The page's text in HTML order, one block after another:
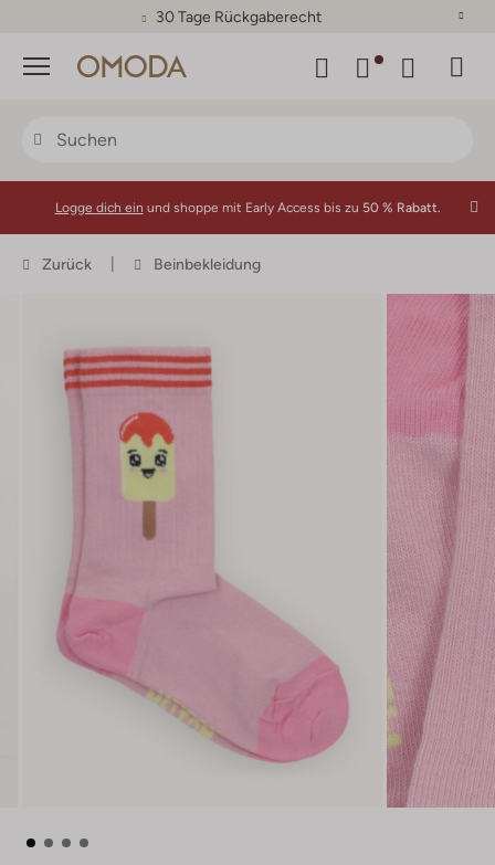
30 Tage Rückgaberecht
Menü
Logge dich ein und shoppe mit Early Access bis zu 50 % Rabatt.
Zurück Beinbekleidung